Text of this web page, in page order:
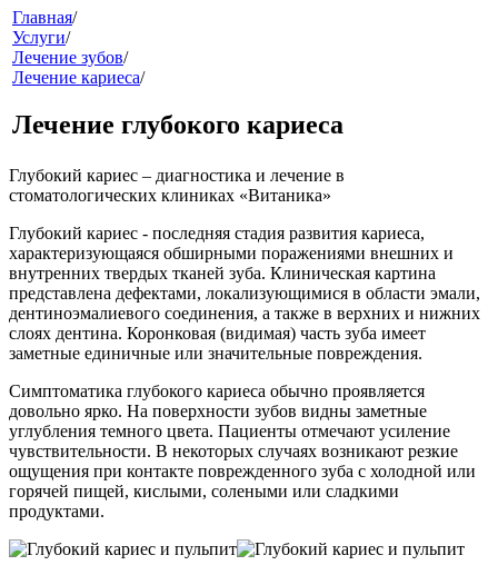
меню
клиники
Главная/
Услуги/
Лечение зубов/
Лечение кариеса/
Лечение глубокого кариеса
Глубокий кариес – диагностика и лечение в
стоматологических клиниках «Витаника»
Глубокий кариес - последняя стадия развития кариеса,
характеризующаяся обширными поражениями внешних и
внутренних твердых тканей зуба. Клиническая картина
представлена дефектами, локализующимися в области эмали,
дентиноэмалиевого соединения, а также в верхних и нижних
слоях дентина. Коронковая (видимая) часть зуба имеет
заметные единичные или значительные повреждения.
Симптоматика глубокого кариеса обычно проявляется
довольно ярко. На поверхности зубов видны заметные
углубления темного цвета. Пациенты отмечают усиление
чувствительности. В некоторых случаях возникают резкие
ощущения при контакте поврежденного зуба с холодной или
горячей пищей, кислыми, солеными или сладкими
продуктами.